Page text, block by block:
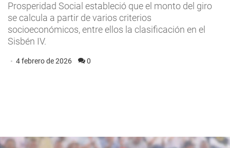
Prosperidad Social estableció que el monto del giro
se calcula a partir de varios criterios
socioeconómicos, entre ellos la clasificación en el
Sisbén IV.
4 febrero de 2026 0